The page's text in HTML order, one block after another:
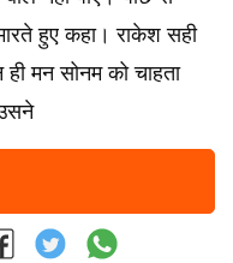
हुए कहा। राकेश सही
मन सोनम को चाहता